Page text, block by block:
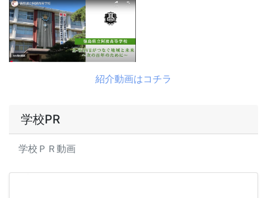
紹介動画はコチラ
学校PR
学校ＰＲ動画